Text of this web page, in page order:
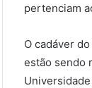
pertenciam
O cadáver
estão sendo